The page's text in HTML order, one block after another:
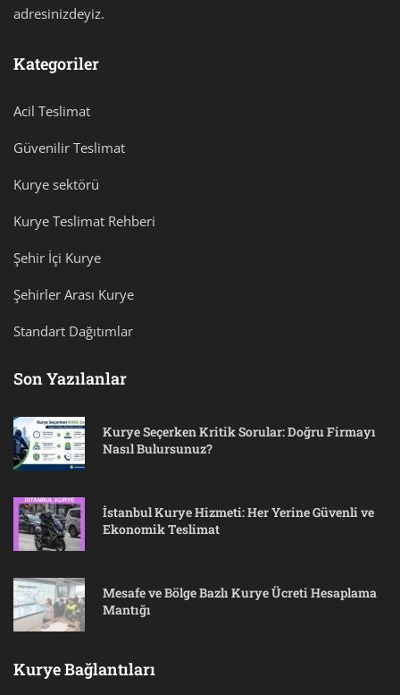
adresinizdeyiz.
Kategoriler
Acil Teslimat
Güvenilir Teslimat
Kurye sektörü
Kurye Teslimat Rehberi
Şehir İçi Kurye
Şehirler Arası Kurye
Standart Dağıtımlar
Son Yazılanlar
Kurye Seçerken Kritik Sorular: Doğru Firmayı
Nasıl Bulursunuz?
İstanbul Kurye Hizmeti: Her Yerine Güvenli ve
Ekonomik Teslimat
Mesafe ve Bölge Bazlı Kurye Ücreti Hesaplama
Mantığı
Kurye Bağlantıları